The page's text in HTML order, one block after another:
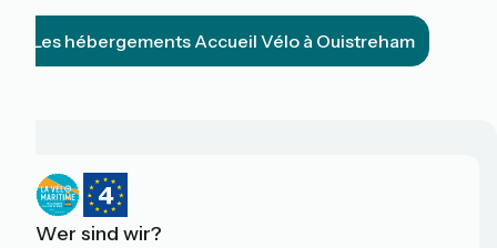
Les hébergements Accueil Vélo à Ouistreham
Wer sind wir?